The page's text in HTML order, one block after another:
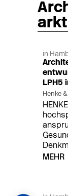
arkt
in
LPH5
Henke
MEHR